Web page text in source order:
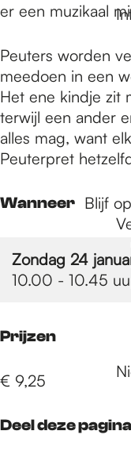
Blijf
er een muzikaal
Peuters worden
meedoen in een
Het ene kindje zit
terwijl een ander
alles mag, want
Peuterpret
Wanneer
Zondag 24
10.00 - 10.45
Prijzen
€ 9,25
Deel deze pagina